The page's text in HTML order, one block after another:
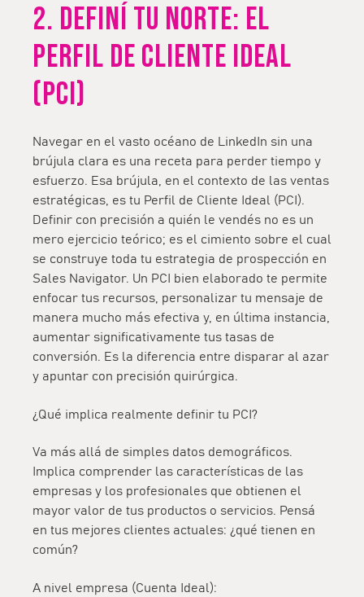
2. DEFINÍ TU NORTE: EL
PERFIL DE CLIENTE IDEAL
(PCI)
Navegar en el vasto océano de LinkedIn sin una
brújula clara es una receta para perder tiempo y
esfuerzo. Esa brújula, en el contexto de las ventas
estratégicas, es tu Perfil de Cliente Ideal (PCI).
Definir con precisión a quién le vendés no es un
mero ejercicio teórico; es el cimiento sobre el cual
se construye toda tu estrategia de prospección en
Sales Navigator. Un PCI bien elaborado te permite
enfocar tus recursos, personalizar tu mensaje de
manera mucho más efectiva y, en última instancia,
aumentar significativamente tus tasas de
conversión. Es la diferencia entre disparar al azar
y apuntar con precisión quirúrgica.
¿Qué implica realmente definir tu PCI?
Va más allá de simples datos demográficos.
Implica comprender las características de las
empresas y los profesionales que obtienen el
mayor valor de tus productos o servicios. Pensá
en tus mejores clientes actuales: ¿qué tienen en
común?
A nivel empresa (Cuenta Ideal):